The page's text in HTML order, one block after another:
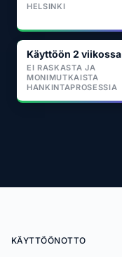
HELSINKI
Käyttöön 2 viikossa
EI RASKASTA JA
MONIMUTKAISTA
HANKINTAPROSESSIA
KÄYTTÖÖNOTTO